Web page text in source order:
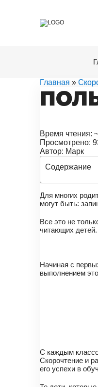
Главная »
Время чтения:
Просмотрено:
Автор: Марк
Содержание
Для многих
могут быть:
Все это не
читающих детей.
Начиная с
выполнением
С каждым
Скорочтение и
его успехи в